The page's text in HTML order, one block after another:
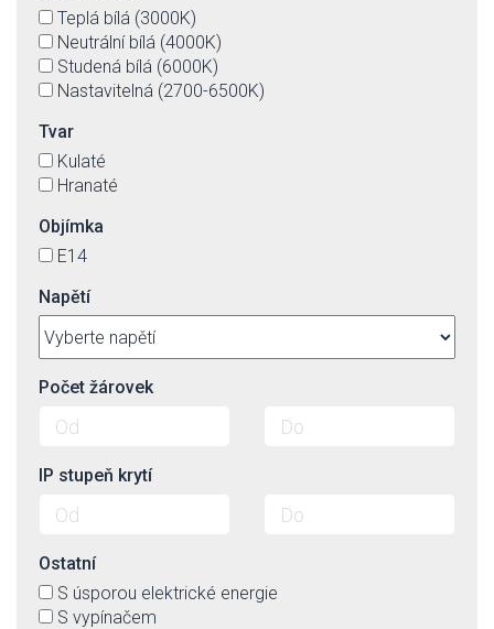
Teplá bílá (3000K)
Neutrální bílá (4000K)
Studená bílá (6000K)
Nastavitelná (2700-6500K)
Tvar
Kulaté
Hranaté
Objímka
E14
Napětí
Počet žárovek
IP stupeň krytí
Ostatní
S úsporou elektrické energie
S vypínačem